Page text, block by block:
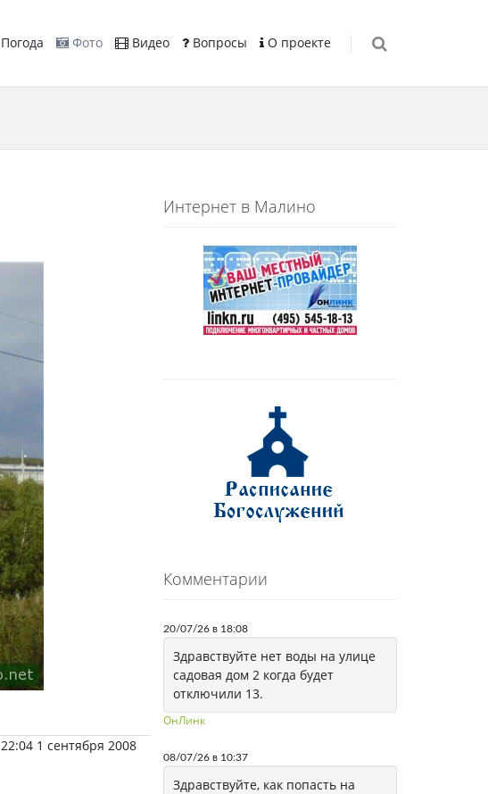
Погода Фото Видео Вопросы О проекте
22:04 1 сентября 2008
Интернет в Малино
Комментарии
20/07/26 в 18:08
Здравствуйте нет воды на улице
садовая дом 2 когда будет
отключили 13.
ОнЛинк
08/07/26 в 10:37
Здравствуйте, как попасть на